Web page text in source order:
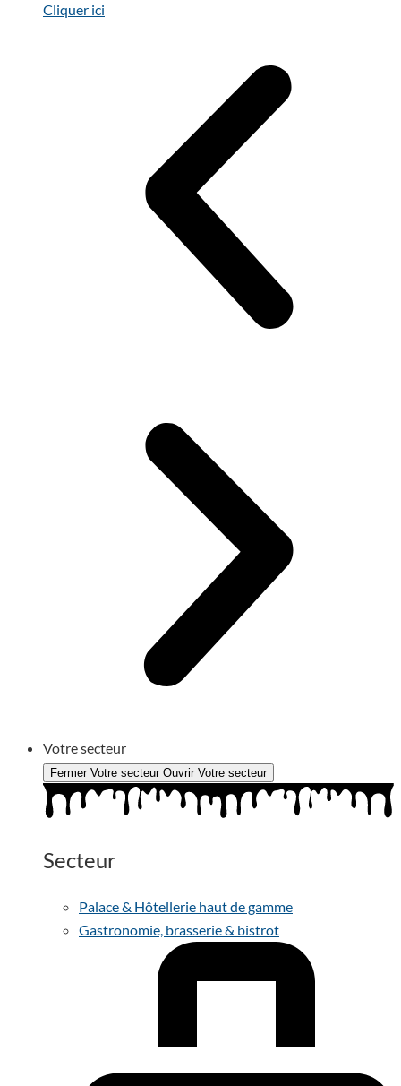
Cliquer ici
Votre secteur
Fermer Votre secteur Ouvrir Votre secteur
Secteur
Palace & Hôtellerie haut de gamme
Gastronomie, brasserie & bistrot